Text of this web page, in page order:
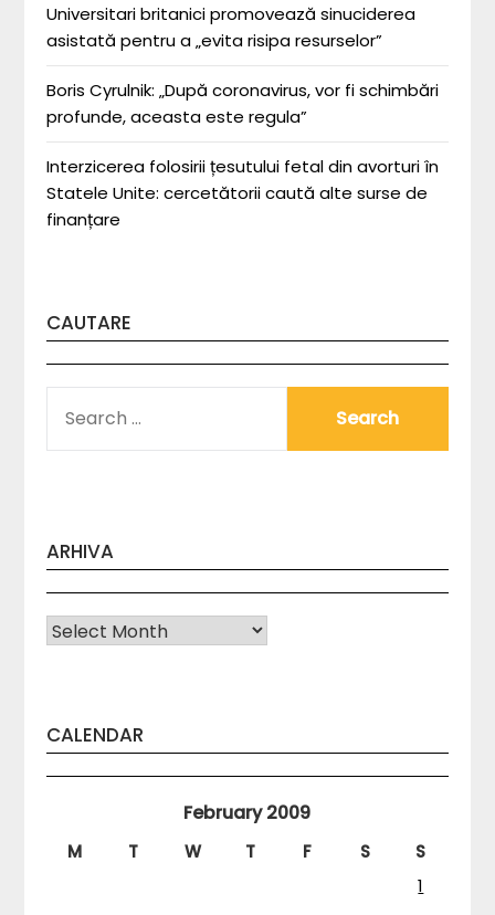
Universitari britanici promovează sinuciderea
asistată pentru a „evita risipa resurselor”
Boris Cyrulnik: „După coronavirus, vor fi schimbări
profunde, aceasta este regula”
Interzicerea folosirii țesutului fetal din avorturi în
Statele Unite: cercetătorii caută alte surse de
finanțare
CAUTARE
FOR:
ARHIVA
Arhiva
CALENDAR
February 2009
M T W T F S
S
1